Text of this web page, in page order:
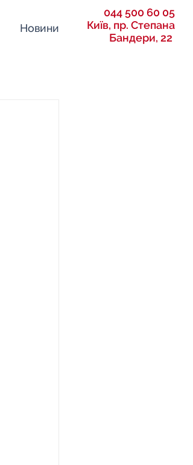
Новини
044 500 60 05
Київ, пр. Степана
Бандери, 22